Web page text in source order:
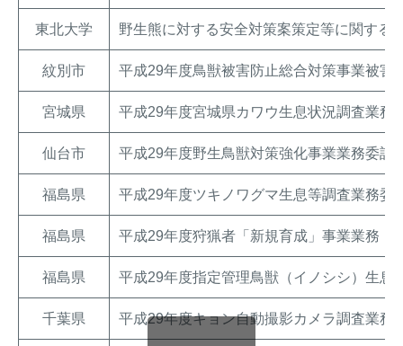
東北大学 野生熊に対する安全対策案策定等に関する
紋別市 平成29年度鳥獣被害防止総合対策事業被害
宮城県 平成29年度宮城県カワウ生息状況調査業務
仙台市 平成29年度野生鳥獣対策強化事業業務委託
福島県 平成29年度ツキノワグマ生息等調査業務委
福島県 平成29年度狩猟者「新規育成」事業業務
福島県 平成29年度指定管理鳥獣（イノシシ）生息
千葉県 平成29年度キョン自動撮影カメラ調査業務